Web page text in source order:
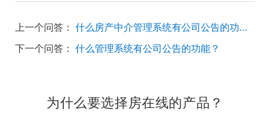
上一个问答：
什么房产中介管理系统有公司公告的功能？
下一个问答： 什么管理系统有公司公告的功能？
为什么要选择房在线的产品？